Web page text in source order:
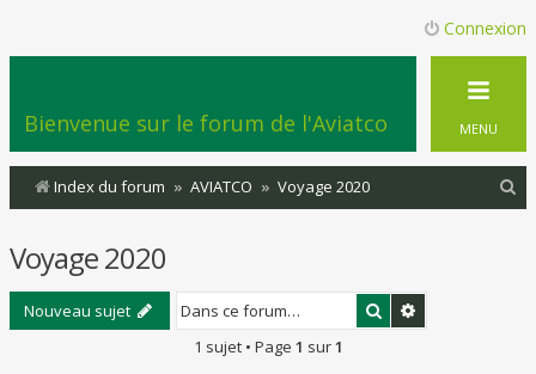
Connexion
Bienvenue sur le forum de l'Aviatco MENU
Index du forum AVIATCO Voyage 2020
Voyage 2020
Nouveau sujet Rechercher
1 sujet • Page 1 sur1